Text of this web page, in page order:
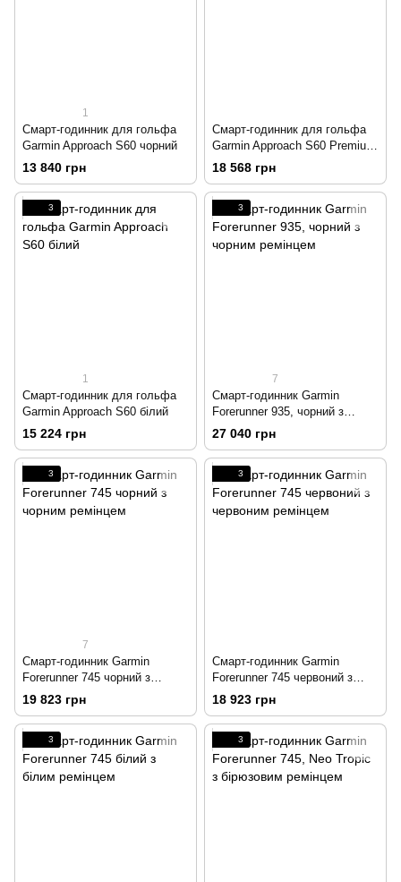
1
Смарт-годинник для гольфа
Garmin Approach S60 чорний
13 840 грн
Смарт-годинник для гольфа
Garmin Approach S60 Premium
чорний
18 568 грн
3
1
Смарт-годинник для гольфа
Garmin Approach S60 білий
15 224 грн
3
7
Смарт-годинник Garmin
Forerunner 935, чорний з
чорним ремінцем
27 040 грн
3
7
Смарт-годинник Garmin
Forerunner 745 чорний з
чорним ремінцем
19 823 грн
3
Смарт-годинник Garmin
Forerunner 745 червоний з
червоним ремінцем
18 923 грн
3 3